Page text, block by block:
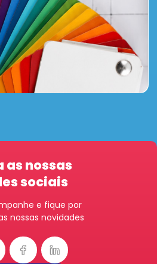
as nossas
sociais
e fique por
nossas novidades